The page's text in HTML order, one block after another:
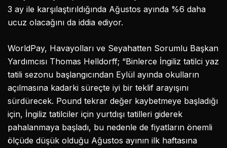
3 ay ile karşılaştırıldığında Ağustos ayında %6 daha
ucuz olacağını da iddia ediyor.
WorldPay, Havayolları ve Seyahatten Sorumlu Başkan
Yardımcısı Thomas Helldorff; “Binlerce İngiliz tatilci yaz
tatili sezonu başlangıcından Eylül ayında okulların
açılmasına kadarki süreçte iyi bir teklif arayışını
sürdürecek. Pound tekrar değer kaybetmeye başladığı
için, İngiliz tatilciler için yurtdışı tatilleri giderek
pahalanmaya başladı, bu nedenle de fiyatların önemli
ölçüde düşük olduğu Ağustos ayının ilk haftasına